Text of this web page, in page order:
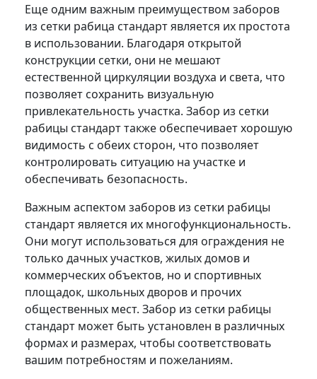
Еще одним важным преимуществом заборов
из сетки рабица стандарт является их простота
в использовании. Благодаря открытой
конструкции сетки, они не мешают
естественной циркуляции воздуха и света, что
позволяет сохранить визуальную
привлекательность участка. Забор из сетки
рабицы стандарт также обеспечивает хорошую
видимость с обеих сторон, что позволяет
контролировать ситуацию на участке и
обеспечивать безопасность.
Важным аспектом заборов из сетки рабицы
стандарт является их многофункциональность.
Они могут использоваться для ограждения не
только дачных участков, жилых домов и
коммерческих объектов, но и спортивных
площадок, школьных дворов и прочих
общественных мест. Забор из сетки рабицы
стандарт может быть установлен в различных
формах и размерах, чтобы соответствовать
вашим потребностям и пожеланиям.